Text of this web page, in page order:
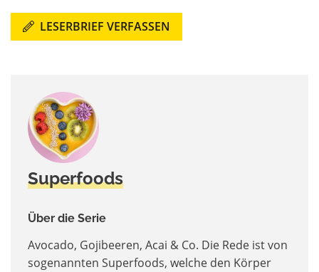
LESERBRIEF VERFASSEN
Superfoods
Über die Serie
Avocado, Gojibeeren, Acai & Co. Die Rede ist von
sogenannten Superfoods, welche den Körper